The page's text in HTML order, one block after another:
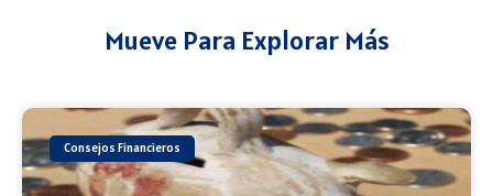
Mueve Para Explorar Más
Consejos Financieros